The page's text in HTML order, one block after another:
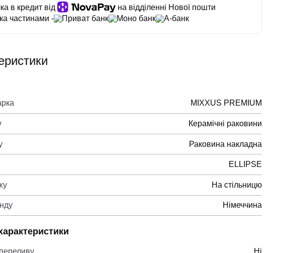
в кредит від
на відділенні Нової пошти
частинами -
Приват банк Моно банк А-банк
MIXXUS PREMIUM
Керамічні раковини
Раковина накладна
ELLIPSE
На стільницю
Німеччина
Ні